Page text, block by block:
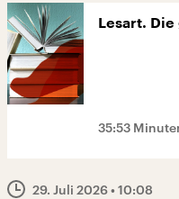
Lesart.
35:53
29. Juli 2026• 10:08